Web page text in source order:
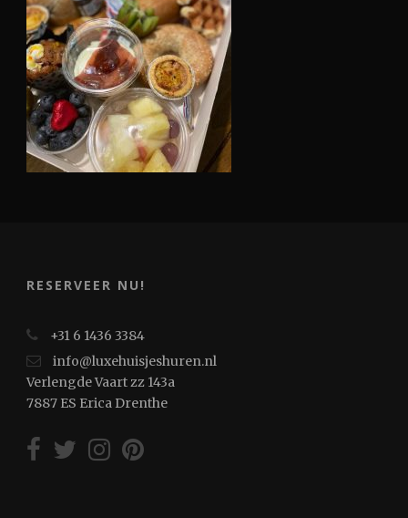
RESERVEER NU!
+31 6 1436 3384
info@luxehuisjeshuren.nl
Verlengde Vaart zz 143a
7887 ES Erica Drenthe